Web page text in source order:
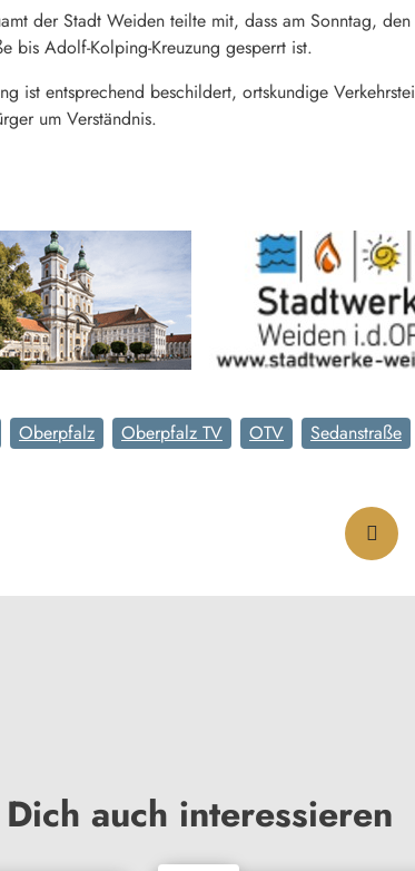
der Stadt Weiden teilte mit, dass am Sonntag,
bis Adolf-Kolping-Kreuzung gesperrt ist.
ist entsprechend beschildert, ortskundige
um Verständnis.
Oberpfalz Oberpfalz TV OTV Sedanstraße
auch interessieren